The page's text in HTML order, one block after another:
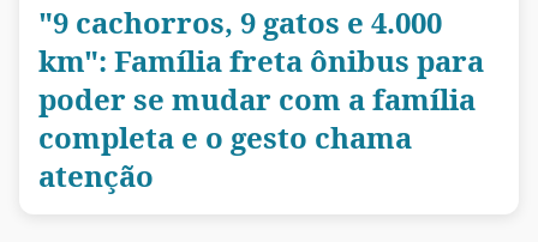
"9 cachorros, 9 gatos e 4.000
km": Família freta ônibus para
poder se mudar com a família
completa e o gesto chama
atenção